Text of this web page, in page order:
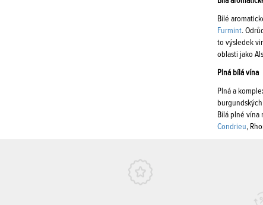
Bílé
Furmint.
to výsledek
oblasti jako
Plná bílá vína
Plná a
Bílá plné vína
Condrieu,